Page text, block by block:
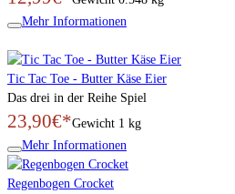
Mehr Informationen
Tic Tac Toe - Butter Käse Eier
Das drei in der Reihe Spiel
23,90€*Gewicht 1 kg
Mehr Informationen
Regenbogen Crocket